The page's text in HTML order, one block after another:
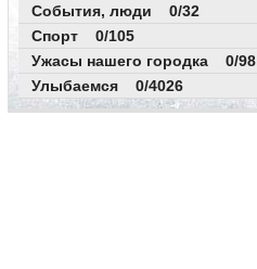
События, люди 0/32
Спорт 0/105
Ужасы нашего городка 0/98
Улыбаемся 0/4026